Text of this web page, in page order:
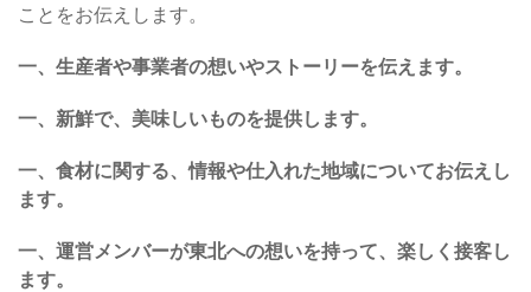
ことをお伝えします。
一、生産者や事業者の想いやストーリーを伝えます。
一、新鮮で、美味しいものを提供します。
一、食材に関する、情報や仕入れた地域についてお伝えし
ます。
一、運営メンバーが東北への想いを持って、楽しく接客し
ます。